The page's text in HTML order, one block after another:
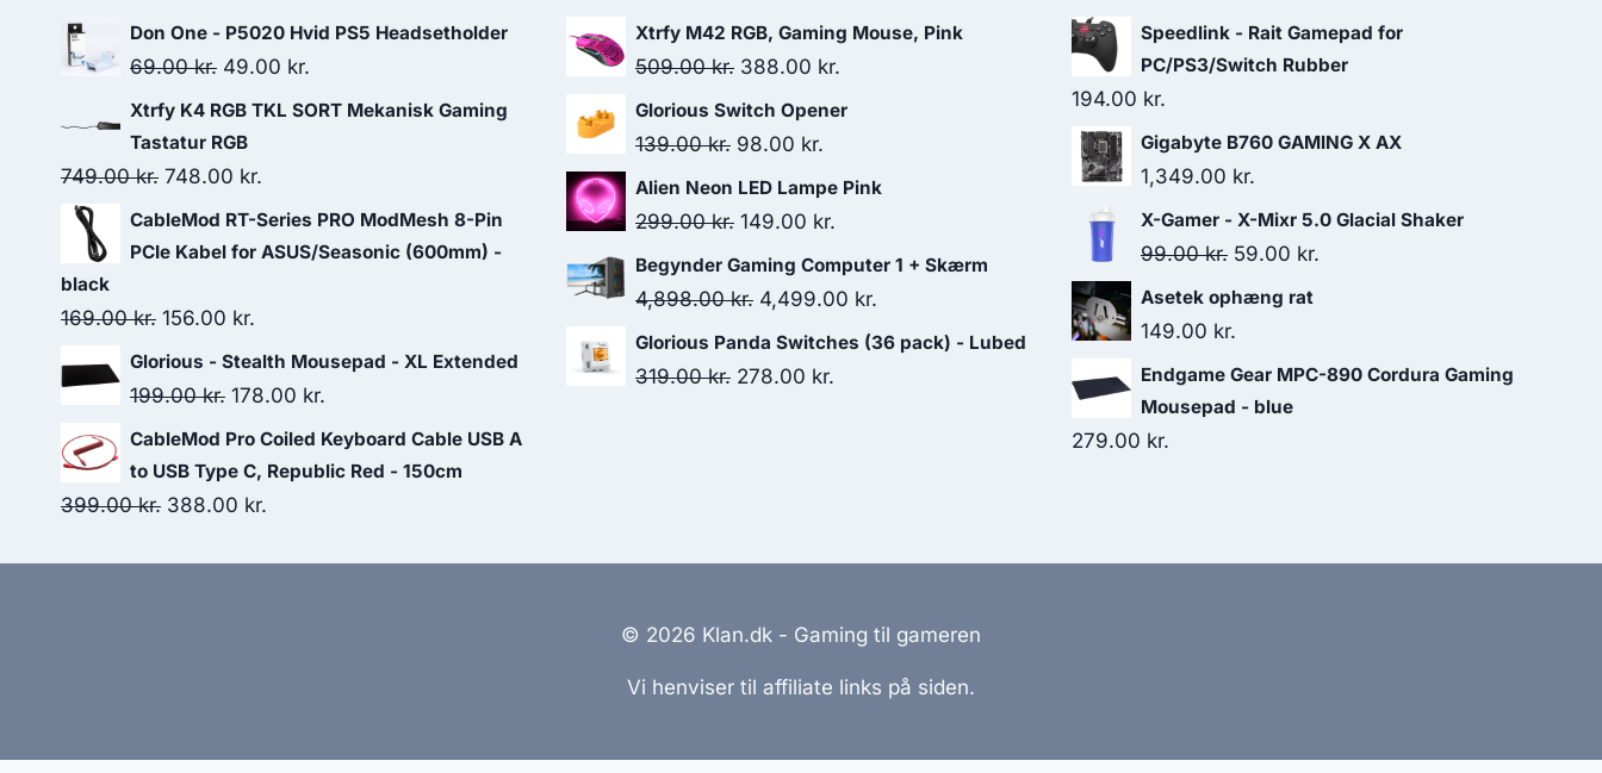
Don One - P5020 Hvid PS5 Headsetholder
69.00kr. Original
price
was:
69.00 kr..
49.00 kr.
price
Xtrfy K4 RGB TKL SORT Mekanisk Gaming
Tastatur RGB
749.00kr. Original
price
was:
748.00 kr.
price
is:
CableMod RT-Series PRO ModMesh 8-Pin
PCIe Kabel for ASUS/Seasonic (600mm) -
black
169.00kr. Original
price
was:
156.00 kr.
price
is:
Glorious - Stealth Mousepad - XL Extended
199.00kr. Original
price
was:
199.00 kr..
178.00 kr.
price
is:
CableMod Pro Coiled Keyboard Cable USB A
to USB Type C, Republic Red - 150cm
399.00kr. Original
388.00 kr.
Xtrfy M42 RGB, Gaming Mouse, Pink
509.00kr. Original
price
was:
388.00 kr.
price
Glorious Switch Opener
139.00kr. Original
price
was:
98.00 kr.
price
is:
Alien Neon LED Lampe Pink
299.00kr. Original
price
was:
149.00 kr.
price
is:
149.00 kr..
Begynder Gaming Computer 1 + Skærm
4,898.00kr. Original
price
was:
4,499.00 kr.
price
Glorious Panda Switches (36 pack) - Lubed
319.00kr. Original
278.00 kr.
Speedlink - Rait Gamepad for
PC/PS3/Switch Rubber
194.00 kr.
Gigabyte B760 GAMING X AX
1,349.00 kr.
X-Gamer - X-Mixr 5.0 Glacial Shaker
99.00kr. Original
price
59.00 kr.
Asetek ophæng rat
149.00 kr.
Endgame Gear MPC-890 Cordura Gaming
Mousepad - blue
279.00 kr.
© 2026 Klan.dk - Gaming til gameren
Vi henviser til affiliate links på siden.